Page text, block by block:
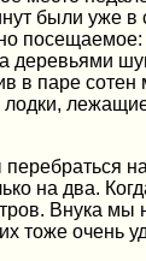
были уже
деревьями
паре сотен
на два.
Внука
тоже очень